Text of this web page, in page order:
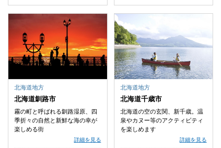
北海道地方
北海道釧路市
霧の町と呼ばれる釧路湿原、四
季折々の自然と新鮮な海の幸が
楽しめる街
詳細を見る
北海道地方
北海道千歳市
北海道の空の玄関、新千歳。温
泉やカヌー等のアクティビティ
を楽しめます
詳細を見る